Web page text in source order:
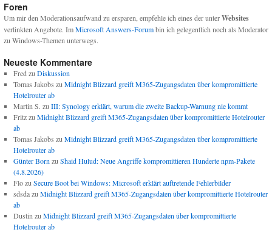
Foren
Um mir den Moderationsaufwand zu ersparen, empfehle ich eines der unterWebsites
verlinkten Angebote. ImMicrosoft Answers-Forumbin ich gelegentlich noch als Moderator
zu Windows-Themen unterwegs.
Neueste Kommentare
Fred zu Diskussion
Tomas Jakobs zu Midnight Blizzard greift M365-Zugangsdaten über kompromittierte
Hotelrouter ab
Martin S. zu III: Synology erklärt, warum die zweite Backup-Warnung nie kommt
Fritzzu Midnight Blizzard greift M365-Zugangsdaten über kompromittierte Hotelrouter
ab
Tomas Jakobs zu Midnight Blizzard greift M365-Zugangsdaten über kompromittierte
Hotelrouter ab
Günter Born zu Shaid Hulud: Neue Angriffe kompromittieren Hunderte npm-Pakete
(4.8.2026)
Flozu Secure Boot bei Windows: Microsoft erklärt auftretende Fehlerbilder
sdsdazu Midnight Blizzard greift M365-Zugangsdaten über kompromittierte Hotelrouter
ab
Dustin zu Midnight Blizzard greift M365-Zugangsdaten über kompromittierte
Hotelrouter ab